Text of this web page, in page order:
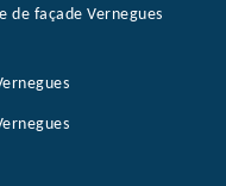
façade Vernegues